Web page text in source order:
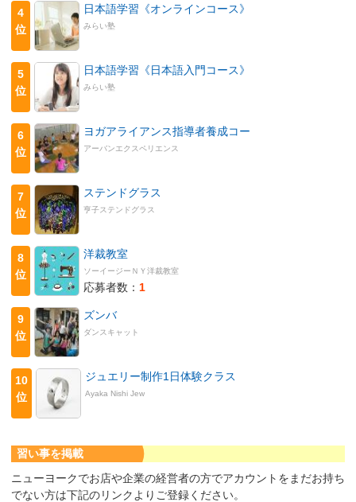
4
位
日本語学習《オンラインコース》
みらい塾
5
位
日本語学習《日本語入門コース》
みらい塾
6
位
ヨガアライアンス指導者養成コー
アーバンエクスペリエンス
7
位
ステンドグラス
亨子ステンドグラス
8
位
洋裁教室
ソーイージーＮＹ洋裁教室
応募者数： 1
9
位
ズンバ
ダンスキャット
10
位
ジュエリー制作1日体験クラス
Ayaka Nishi Jew
習い事を掲載
ニューヨークでお店や企業の経営者の方でアカウントをまだお持ち
でない方は下記のリンクよりご登録ください。